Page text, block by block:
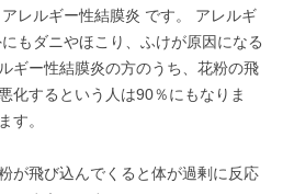
レルギー性結膜炎 です。 アレルギ
もダニやほこり、ふけが原因になる
ギー性結膜炎の方のうち、花粉の飛
化するという人は90％にもなりま
す。
が飛び込んでくると体が過剰に反応